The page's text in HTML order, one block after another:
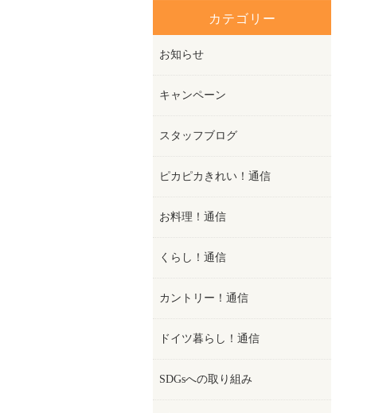
カテゴリー
お知らせ
キャンペーン
スタッフブログ
ピカピカきれい！通信
お料理！通信
くらし！通信
カントリー！通信
ドイツ暮らし！通信
SDGsへの取り組み